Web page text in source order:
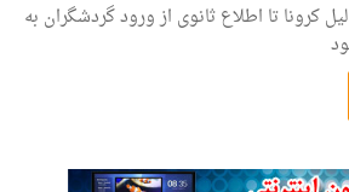
کرونا تا اطلاع ثانوی از ورود گردشگران به